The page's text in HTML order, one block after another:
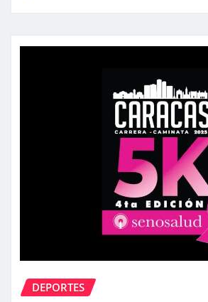
DEPORTES